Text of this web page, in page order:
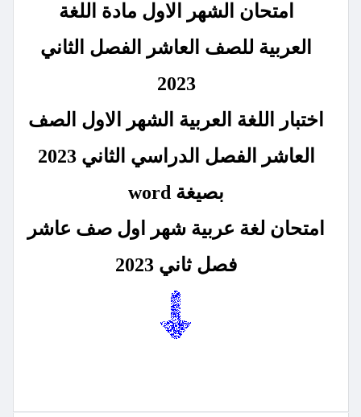
امتحان الشهر الاول مادة اللغة
العربية للصف العاشر الفصل الثاني
2023
اختبار اللغة العربية الشهر الاول الصف
العاشر الفصل الدراسي الثاني 2023
بصيغة word
امتحان لغة عربية شهر اول صف عاشر
فصل ثاني 2023